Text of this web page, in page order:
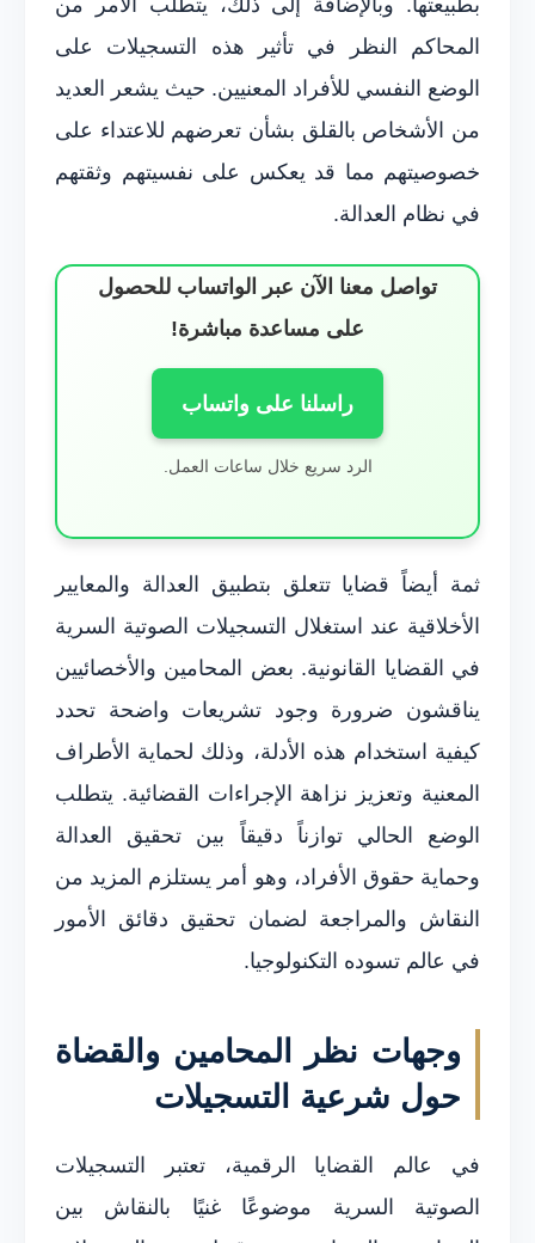
المحاكم النظر في تأثير هذه التسجيلات على
الوضع النفسي للأفراد المعنيين. حيث يشعر العديد
من الأشخاص بالقلق بشأن تعرضهم للاعتداء على
خصوصيتهم مما قد يعكس على نفسيتهم وثقتهم
في نظام العدالة.
تواصل معنا الآن عبر الواتساب للحصول
على مساعدة مباشرة!
راسلنا على واتساب
الرد سريع خلال ساعات العمل.
ثمة أيضاً قضايا تتعلق بتطبيق العدالة والمعايير
الأخلاقية عند استغلال التسجيلات الصوتية السرية
في القضايا القانونية. بعض المحامين والأخصائيين
يناقشون ضرورة وجود تشريعات واضحة تحدد
كيفية استخدام هذه الأدلة، وذلك لحماية الأطراف
المعنية وتعزيز نزاهة الإجراءات القضائية. يتطلب
الوضع الحالي توازناً دقيقاً بين تحقيق العدالة
وحماية حقوق الأفراد، وهو أمر يستلزم المزيد من
النقاش والمراجعة لضمان تحقيق دقائق الأمور
في عالم تسوده التكنولوجيا.
وجهات نظر المحامين والقضاة
حول شرعية التسجيلات
في عالم القضايا الرقمية، تعتبر التسجيلات
الصوتية السرية موضوعًا غنيًا بالنقاش بين